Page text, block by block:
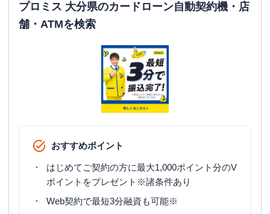
プロミス 大分県のカードローン自動契約機・店
舗・ATMを検索
おすすめポイント
はじめてご契約の方に最大1,000ポイント分のV
ポイントをプレゼント※諸条件あり
Web契約で最短3分融資も可能※